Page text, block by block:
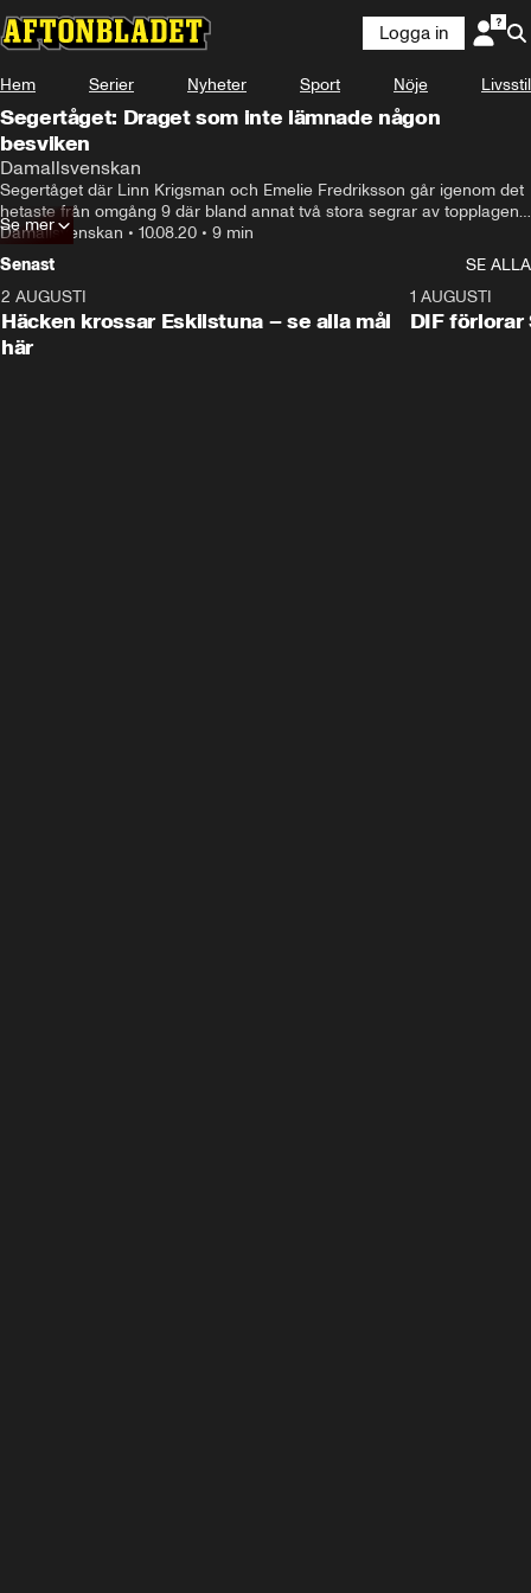
Logga in
Hem Serier Nyheter Sport Nöje Livsstil
Segertåget: Draget som inte lämnade någon
besviken
Damallsvenskan
Segertåget där Linn Krigsman och Emelie Fredriksson går igenom det
hetaste från omgång 9 där bland annat två stora segrar av topplagen
får ta plats i första klass.
Damallsvenskan • 10.08.20 • 9 min
Se mer
Senast
SE ALLA
2 AUGUSTI
Häcken krossar Eskilstuna – se alla mål
här
1 AUGUSTI
DIF